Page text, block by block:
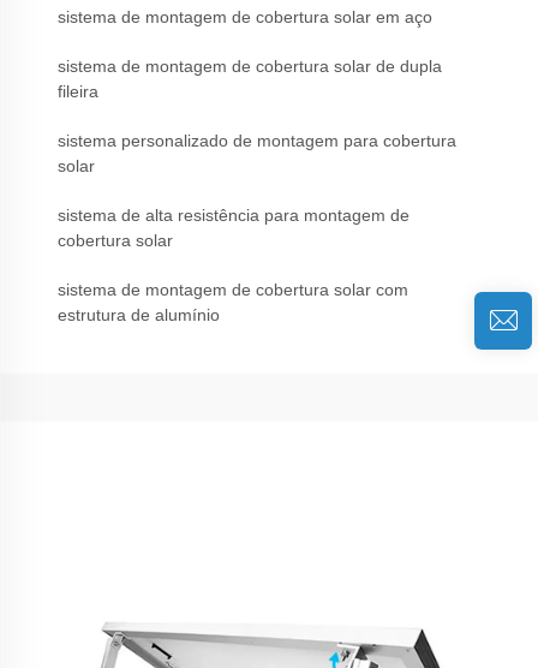
sistema de montagem de cobertura solar em aço
sistema de montagem de cobertura solar de dupla
fileira
sistema personalizado de montagem para cobertura
solar
sistema de alta resistência para montagem de
cobertura solar
sistema de montagem de cobertura solar com
estrutura de alumínio